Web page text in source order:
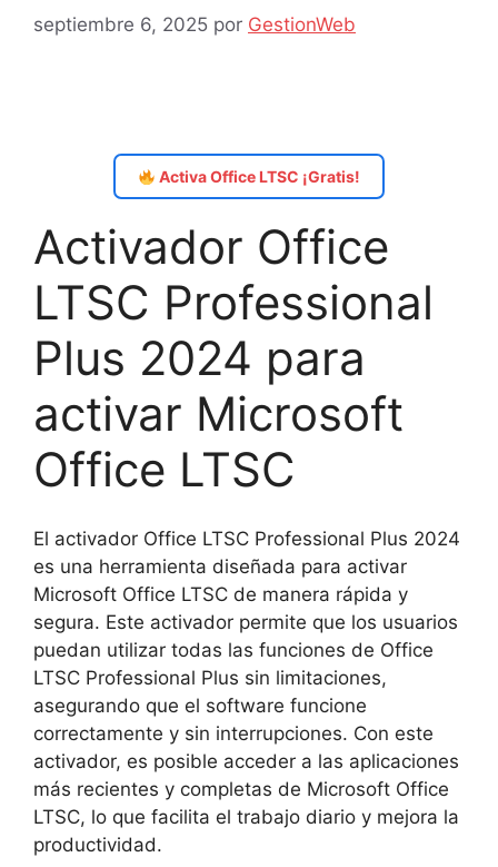
septiembre 6, 2025 por GestionWeb
Activa Office LTSC ¡Gratis!
Activador Office
LTSC Professional
Plus 2024 para
activar Microsoft
Office LTSC
El activador Office LTSC Professional Plus 2024
es una herramienta diseñada para activar
Microsoft Office LTSC de manera rápida y
segura. Este activador permite que los usuarios
puedan utilizar todas las funciones de Office
LTSC Professional Plus sin limitaciones,
asegurando que el software funcione
correctamente y sin interrupciones. Con este
activador, es posible acceder a las aplicaciones
más recientes y completas de Microsoft Office
LTSC, lo que facilita el trabajo diario y mejora la
productividad.